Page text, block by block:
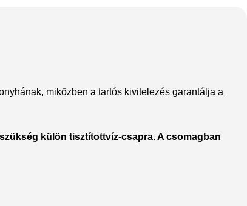
The thinnest iPhone
miközben a tartós kivitelezés garantálja a
külön tisztítottvíz-csapra. A csomagban